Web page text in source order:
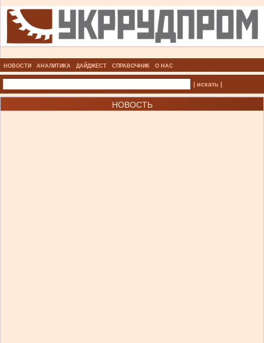
НОВОСТИ АНАЛИТИКА ДАЙДЖЕСТ СПРАВОЧНИК О НАС
| искать |
НОВОСТЬ